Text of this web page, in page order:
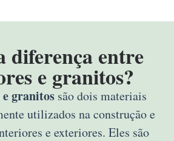
diferença entre
e granitos?
granitos são dois materiais
utilizados na construção e
e exteriores. Eles são